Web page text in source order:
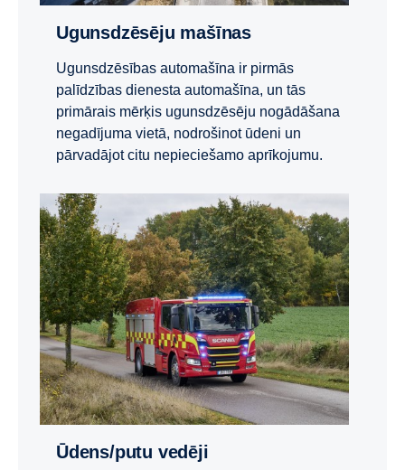
Ugunsdzēsēju mašīnas
Ugunsdzēsības automašīna ir pirmās
palīdzības dienesta automašīna, un tās
primārais mērķis ugunsdzēsēju nogādāšana
negadījuma vietā, nodrošinot ūdeni un
pārvadājot citu nepieciešamo aprīkojumu.
Ūdens/putu vedēji